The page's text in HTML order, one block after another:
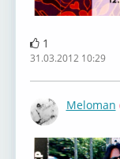
1
31.03.2012 10:29
Meloman